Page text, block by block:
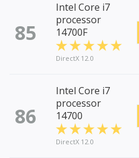
85
Intel Core i7
processor
14700F
DirectX 12.0
86
Intel Core i7
processor
14700
DirectX 12.0